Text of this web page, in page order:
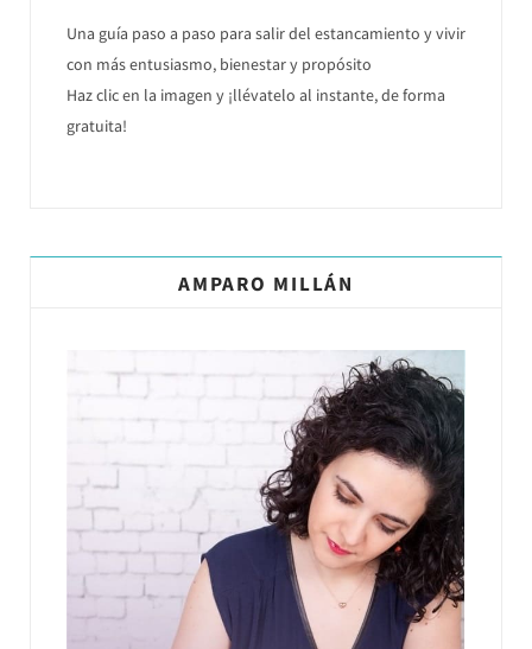
Una guía paso a paso para salir del estancamiento y vivir
con más entusiasmo, bienestar y propósito
Haz clic en la imagen y ¡llévatelo al instante, de forma
gratuita!
AMPARO MILLÁN